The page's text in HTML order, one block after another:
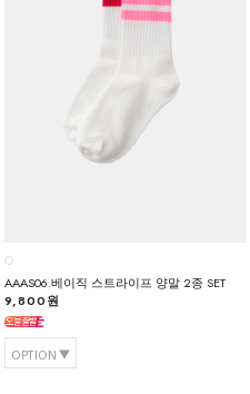
AAAS06.베이직 스트라이프 양말 2종 SET
9,800원
OPTION